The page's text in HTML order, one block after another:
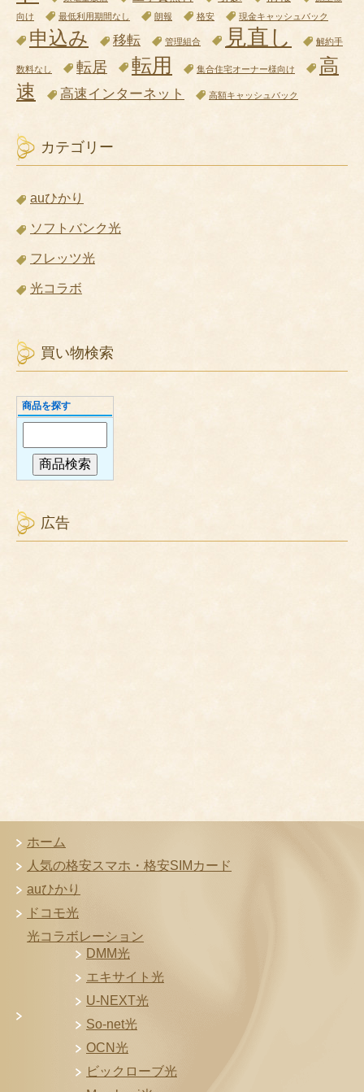
向け
最低利用期間なし 朗報 格安 現金キャッシュバック
申込み 移転 管理組合 見直し 解約手
数料なし 転居 転用 集合住宅オーナー様向け
高
速
高速インターネット 高額キャッシュバック
カテゴリー
auひかり
ソフトバンク光
フレッツ光
光コラボ
買い物検索
商品を探す
広告
ホーム
人気の格安スマホ・格安SIMカード
auひかり
ドコモ光
光コラボレーション
DMM光
エキサイト光
U-NEXT光
So-net光
OCN光
ビックローブ光